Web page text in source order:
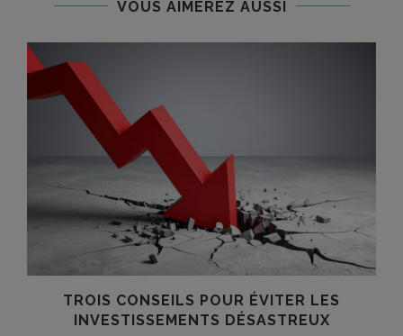
VOUS AIMEREZ AUSSI
TROIS CONSEILS POUR ÉVITER LES
INVESTISSEMENTS DÉSASTREUX